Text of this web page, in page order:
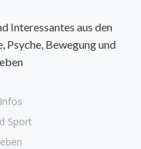
Interessantes aus den
Bewegung und
Sport